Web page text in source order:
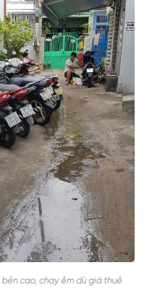
cao, chạy êm dù giá thuê